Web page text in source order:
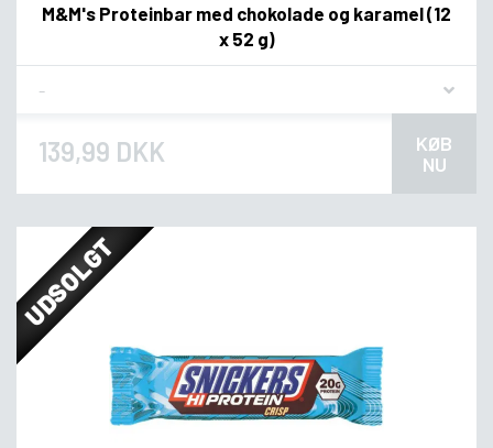
M&M's Proteinbar med chokolade og karamel (12
x 52 g)
139,99 DKK
KØB
NU
UDSOLGT